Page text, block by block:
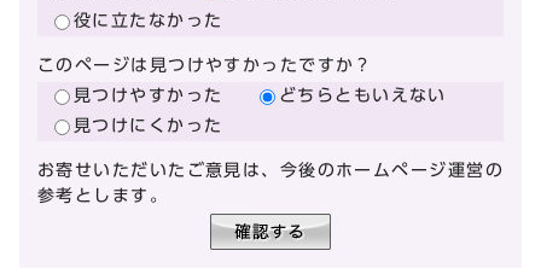
役に立たなかった
このページは見つけやすかったですか？
見つけやすかった
どちらともいえない
見つけにくかった
お寄せいただいたご意見は、今後のホームページ運営の
参考とします。